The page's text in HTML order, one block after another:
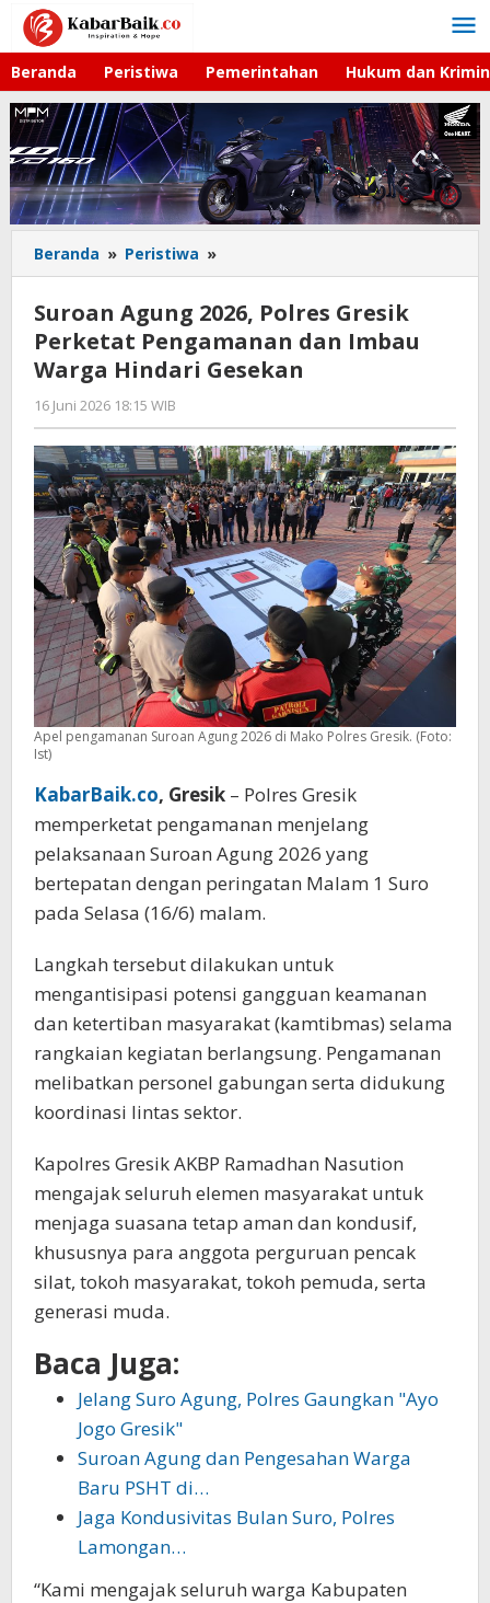
Lewati
konten
Beranda Peristiwa Pemerintahan Hukum dan
Beranda » Peristiwa »
Agung
Polres
Gresik
Perketat
Warga
Hindari
Gesekan
Suroan Agung 2026, Polres Gresik
Perketat Pengamanan dan Imbau
Warga Hindari Gesekan
16 Juni 2026 18:15 WIB
Andika
DP
Apel pengamanan Suroan Agung 2026 di Mako Polres Gresik. (Foto:
Ist)
KabarBaik.co, Gresik – Polres Gresik
memperketat pengamanan menjelang
pelaksanaan Suroan Agung 2026 yang
bertepatan dengan peringatan Malam 1 Suro
pada Selasa (16/6) malam.
Langkah tersebut dilakukan untuk
mengantisipasi potensi gangguan keamanan
dan ketertiban masyarakat (kamtibmas) selama
rangkaian kegiatan berlangsung. Pengamanan
melibatkan personel gabungan serta didukung
koordinasi lintas sektor.
Kapolres Gresik AKBP Ramadhan Nasution
mengajak seluruh elemen masyarakat untuk
menjaga suasana tetap aman dan kondusif,
khususnya para anggota perguruan pencak
silat, tokoh masyarakat, tokoh pemuda, serta
generasi muda.
Baca Juga:
Jelang Suro Agung, Polres Gaungkan "Ayo
Jogo Gresik"
Suroan Agung dan Pengesahan Warga
Baru PSHT di…
Jaga Kondusivitas Bulan Suro, Polres
Lamongan…
“Kami mengajak seluruh warga Kabupaten